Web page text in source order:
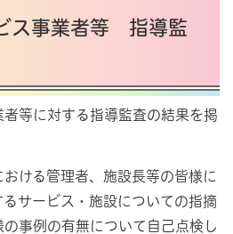
ス事業者等 指導監
等に対する指導監査の結果を掲
ける管理者、施設長等の皆様に
サービス・施設についての指摘
事例の有無について自己点検し